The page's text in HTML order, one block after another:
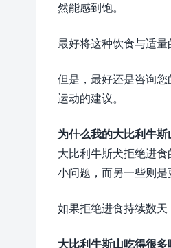
然能感到饱。
最好将这种饮食与适量
但是，最好还是咨询
运动的建议。
为什么我的大比利牛斯
大比利牛斯犬拒绝进
小问题，而另一些则是
如果拒绝进食持续数天
大比利牛斯山吃得很多